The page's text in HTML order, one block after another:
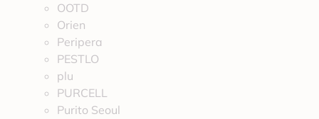
OOTD
Orien
Peripera
PESTLO
plu
PURCELL
Purito Seoul